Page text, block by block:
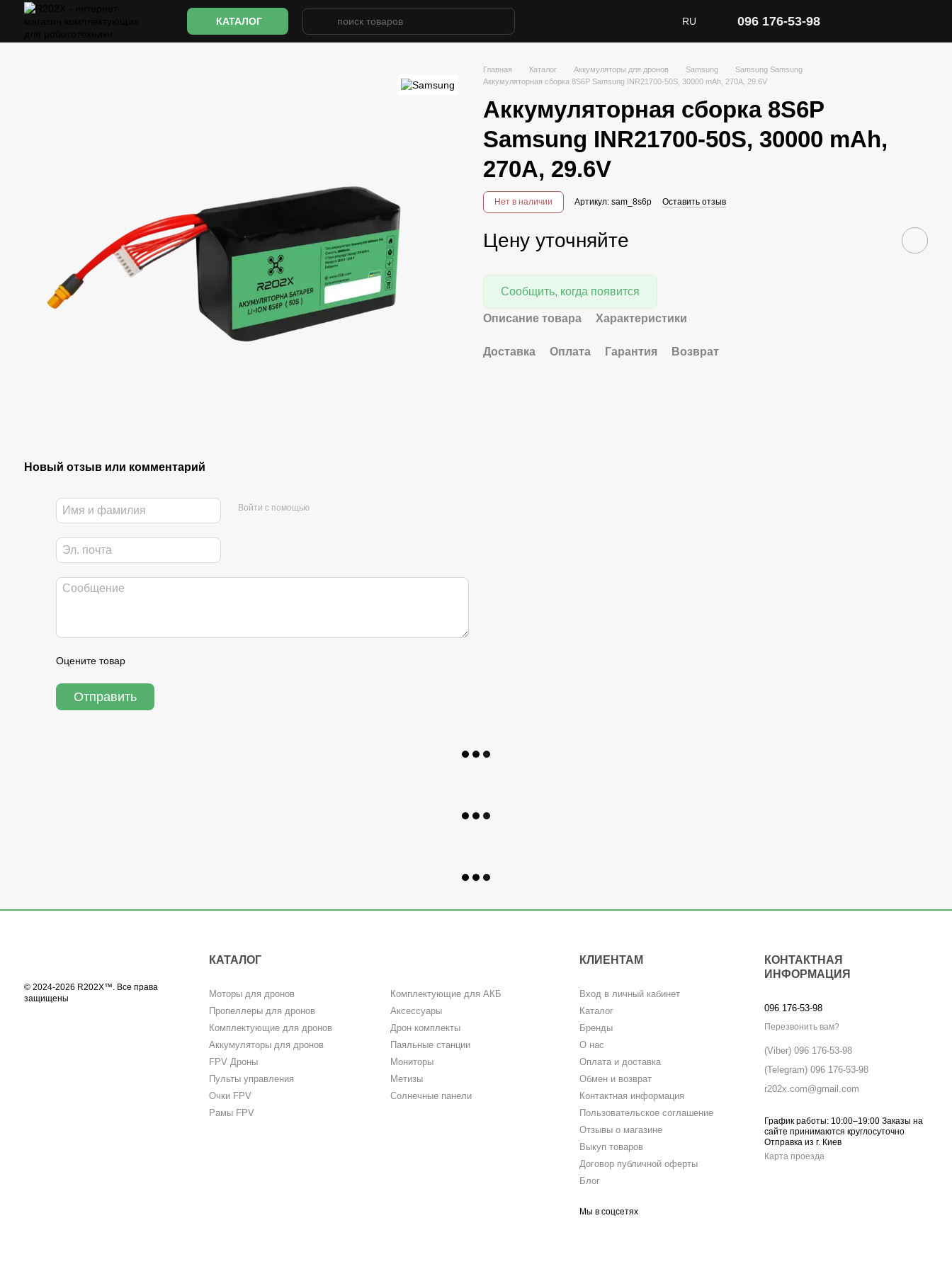
Перейти к основному контенту
КАТАЛОГ
RU 096 176-53-98
Новый отзыв или комментарий
Войти с помощью
Оцените товар
Отправить
Главная Каталог Аккумуляторы для дронов Samsung
Samsung Samsung
Аккумуляторная сборка 8S6P Samsung INR21700-50S, 30000 mAh, 270A, 29.6V
Аккумуляторная сборка 8S6P
Samsung INR21700-50S, 30000 mAh,
270A, 29.6V
Нет в наличии Артикул: sam_8s6p Оставить отзыв
Цену уточняйте
Сообщить, когда появится
Описание товара Характеристики
Доставка Оплата Гарантия Возврат
© 2024-2026 R202X™. Все права
защищены
КАТАЛОГ
Моторы для дронов
Пропеллеры для дронов
Комплектующие для дронов
Аккумуляторы для дронов
FPV Дроны
Пульты управления
Очки FPV
Рамы FPV
Комплектующие для АКБ
Аксессуары
Дрон комплекты
Паяльные станции
Мониторы
Метизы
Солнечные панели
КЛИЕНТАМ
Вход в личный кабинет
Каталог
Бренды
О нас
Оплата и доставка
Обмен и возврат
Контактная информация
Пользовательское соглашение
Отзывы о магазине
Выкуп товаров
Договор публичной оферты
Блог
Мы в соцсетях
КОНТАКТНАЯ
ИНФОРМАЦИЯ
096 176-53-98
Перезвонить вам?
(Viber) 096 176-53-98
(Telegram) 096 176-53-98
r202x.com@gmail.com
График работы: 10:00–19:00 Заказы на
сайте принимаются круглосуточно
Отправка из г. Киев
Карта проезда